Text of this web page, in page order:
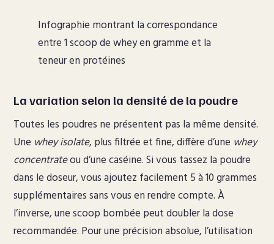
Infographie montrant la correspondance
entre 1 scoop de whey en gramme et la
teneur en protéines
La variation selon la densité de la poudre
Toutes les poudres ne présentent pas la même densité.
Une whey isolate, plus filtrée et fine, diffère d’une whey
concentrateou d’une caséine. Si vous tassez la poudre
dans le doseur, vous ajoutez facilement 5 à 10 grammes
supplémentaires sans vous en rendre compte. À
l’inverse, une scoop bombée peut doubler la dose
recommandée. Pour une précision absolue, l’utilisation